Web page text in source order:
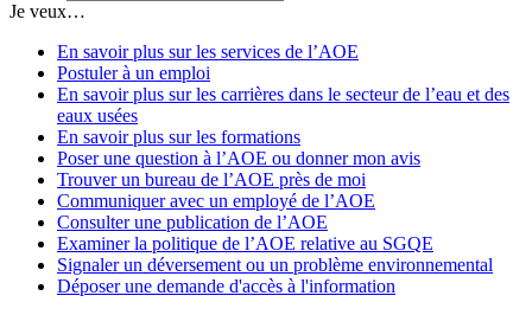
Je veux…
En savoir plus sur les services de l’AOE
Postuler à un emploi
En savoir plus sur les carrières dans le secteur de l’eau et des
eaux usées
En savoir plus sur les formations
Poser une question à l’AOE ou donner mon avis
Trouver un bureau de l’AOE près de moi
Communiquer avec un employé de l’AOE
Consulter une publication de l’AOE
Examiner la politique de l’AOE relative au SGQE
Signaler un déversement ou un problème environnemental
Déposer une demande d'accès à l'information